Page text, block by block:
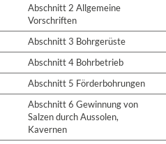
Abschnitt 2 Allgemeine
Vorschriften
Abschnitt 3 Bohrgerüste
Abschnitt 4 Bohrbetrieb
Abschnitt 5 Förderbohrungen
Abschnitt 6 Gewinnung von
Salzen durch Aussolen,
Kavernen